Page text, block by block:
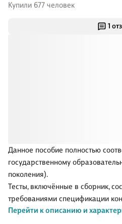
1
Данное пособие полностью
государственному
поколения).
Тесты, включённые в сборник,
требованиями спецификации
материалов итоговой работы по
Перейти к описанию и
Купили 677 человек